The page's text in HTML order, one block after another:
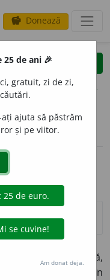
savings Donează
clear
opțiuni
de fier naturală,
se transformă în
de ani 🎉
gratuit, zi de zi,
ajuta să păstrăm
și pe viitor.
Am donat deja.